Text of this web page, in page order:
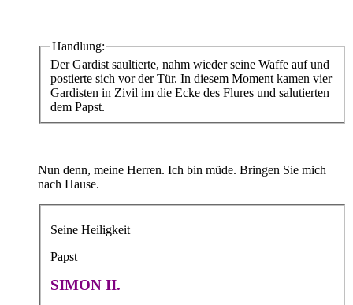
Handlung:
Der Gardist saultierte, nahm wieder seine Waffe auf und
postierte sich vor der Tür. In diesem Moment kamen vier
Gardisten in Zivil im die Ecke des Flures und salutierten
dem Papst.
Nun denn, meine Herren. Ich bin müde. Bringen Sie mich
nach Hause.
Seine Heiligkeit
Papst
SIMON II.